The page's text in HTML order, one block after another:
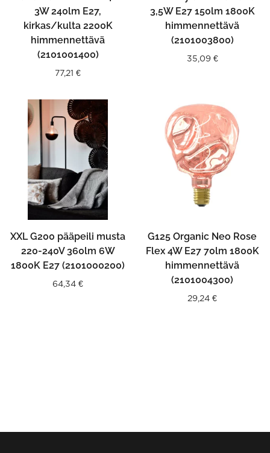
3W 240lm E27,
kirkas/kulta 2200K
himmennettävä
(2101001400)
77,21 €
3,5W E27 150lm 1800K
himmennettävä
(2101003800)
35,09 €
XXL G200 pääpeili musta
220-240V 360lm 6W
1800K E27 (2101000200)
64,34 €
G125 Organic Neo Rose
Flex 4W E27 70lm 1800K
himmennettävä
(2101004300)
29,24 €